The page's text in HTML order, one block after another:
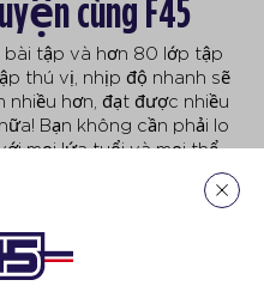
cùng F45
tập và hơn 80 lớp tập
thú vị, nhịp độ nhanh sẽ
nhiều hơn, đạt được nhiều
Bạn không cần phải lo
mọi lứa tuổi và mọi thể
không trùng lặp với nhau
tập của F45